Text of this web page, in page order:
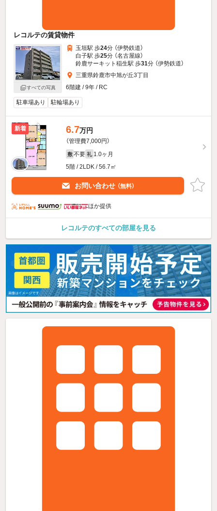
レコルテの賃貸物件
すべての写真
玉垣駅 歩24分 （伊勢鉄道）
白子駅 歩25分 （名古屋線）
鈴鹿サーキット稲生駅 歩31分 （伊勢鉄道）
三重県鈴鹿市中旭が丘3丁目
6階建 / 9年 / RC
駐車場あり 駐輪場あり
新着 6.7万円
（管理費7,000円）
敷 不要 礼 1.0ヶ月
5階 / 2LDK / 56.7㎡
お問い合わせ （無料）
ほか提供
レコルテのすべての部屋を見る